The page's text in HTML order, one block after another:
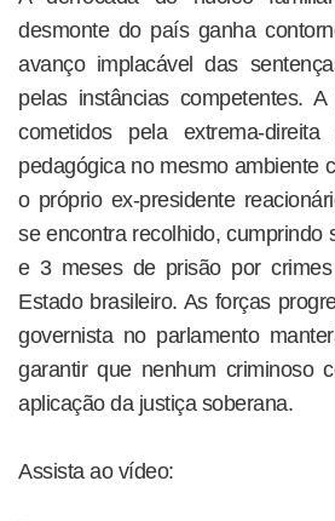
desmonte do país ganha
avanço implacável das
pelas instâncias competentes.
cometidos pela extrema-
pedagógica no mesmo ambiente
o próprio ex-presidente
se encontra recolhido, cumprindo
e 3 meses de prisão por
Estado brasileiro. As forças
governista no parlamento
garantir que nenhum criminoso
aplicação da justiça soberana.
Assista ao vídeo: